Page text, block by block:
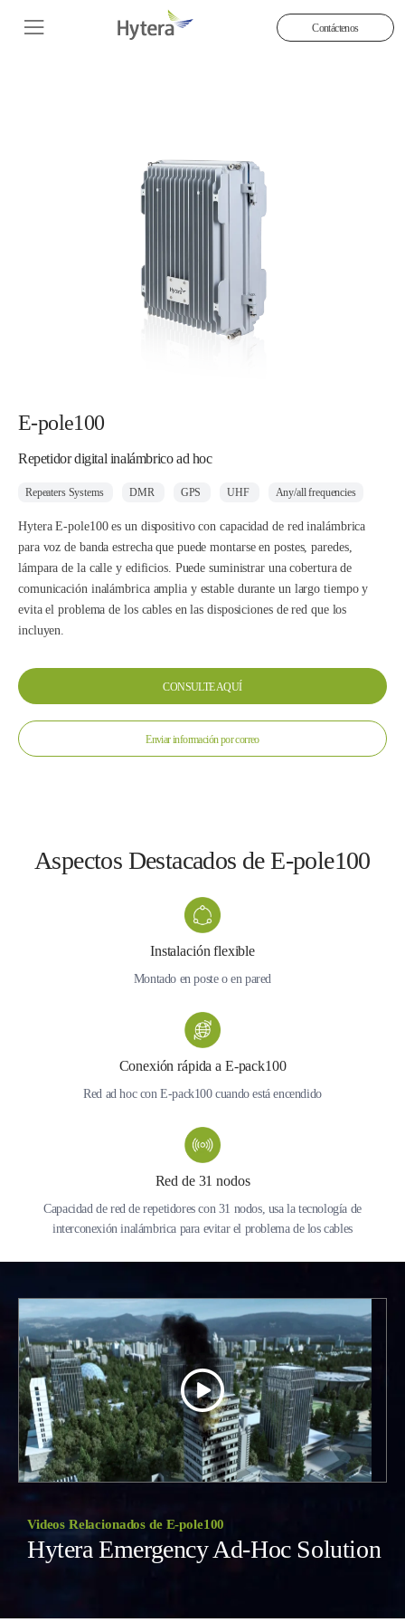
Contáctenos
E-pole100
Repetidor digital inalámbrico ad hoc
Repeaters Systems DMR GPS UHF Any/all frequencies
Hytera E-pole100 es un dispositivo con capacidad de red inalámbrica
para voz de banda estrecha que puede montarse en postes, paredes,
lámpara de la calle y edificios. Puede suministrar una cobertura de
comunicación inalámbrica amplia y estable durante un largo tiempo y
evita el problema de los cables en las disposiciones de red que los
incluyen.
CONSULTE AQUÍ
Enviar información por correo
Aspectos Destacados de E-pole100
Instalación flexible
Montado en poste o en pared
Conexión rápida a E-pack100
Red ad hoc con E-pack100 cuando está encendido
Red de 31 nodos
Capacidad de red de repetidores con 31 nodos, usa la tecnología de
interconexión inalámbrica para evitar el problema de los cables
Videos Relacionados de E-pole100
Hytera Emergency Ad-Hoc Solution